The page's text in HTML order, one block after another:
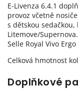
E-Livenza 6.4.1
provoz včetně
s dětskou
Litemove/
Selle Royal Vivo
Celková hmotnost
Doplňkové